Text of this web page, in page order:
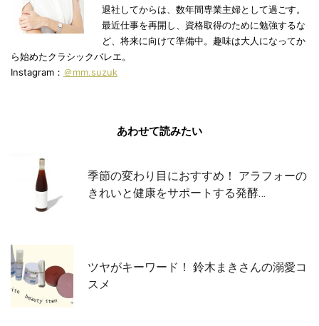
退社してからは、数年間専業主婦として過ごす。
最近仕事を再開し、資格取得のために勉強するな
ど、将来に向けて準備中。趣味は大人になってか
ら始めたクラシックバレエ。
Instagram： ＠mm.suzuk
あわせて読みたい
季節の変わり目におすすめ！ アラフォーの
きれいと健康をサポートする発酵…
ツヤがキーワード！ 鈴木まきさんの溺愛コ
スメ